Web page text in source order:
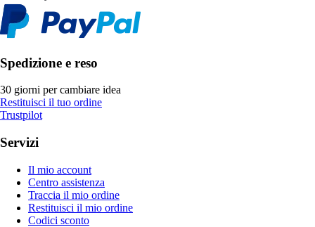
Spedizione e reso
30 giorni per cambiare idea
Restituisci il tuo ordine
Trustpilot
Servizi
Il mio account
Centro assistenza
Traccia il mio ordine
Restituisci il mio ordine
Codici sconto